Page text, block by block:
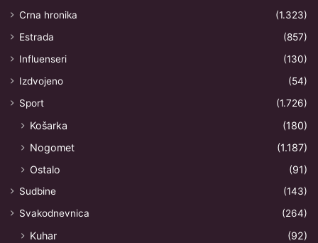
Crna hronika
(1.323)
Estrada
(857)
Influenseri
(130)
Izdvojeno
(54)
Sport
(1.726)
Košarka
(180)
Nogomet
(1.187)
Ostalo
(91)
Sudbine
(143)
Svakodnevnica
(264)
Kuhar
(92)